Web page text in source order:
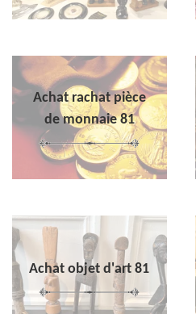
Achat rachat pièce
de monnaie 81
Achat objet d'art 81